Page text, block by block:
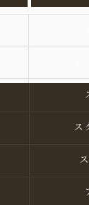
ス